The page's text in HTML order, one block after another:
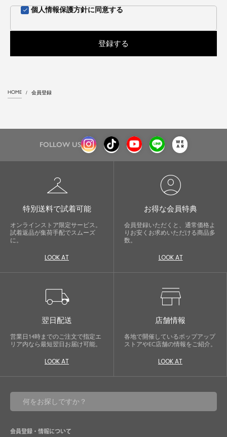
個人情報保護方針に同意する
登録する
HOME 会員登録
FOLLOW US
checkroom
特別送料で試着可能
オンラインストア限定サービス。
試着返品が集荷手配でスムーズ
に。
LOOK AT
account_circle
お得な会員特典
会員登録いただくと、通常価格よ
りお安くお求めいただける商品多
数。
LOOK AT
local_shipping
翌日配送
営業日14時までのご注文で指定エ
リア内なら最短翌日お届け可能。
LOOK AT
store
店舗情報
各地で開催しているポップアップ
ストアやEC店舗の情報をご紹介。
LOOK AT
会員登録・情報について